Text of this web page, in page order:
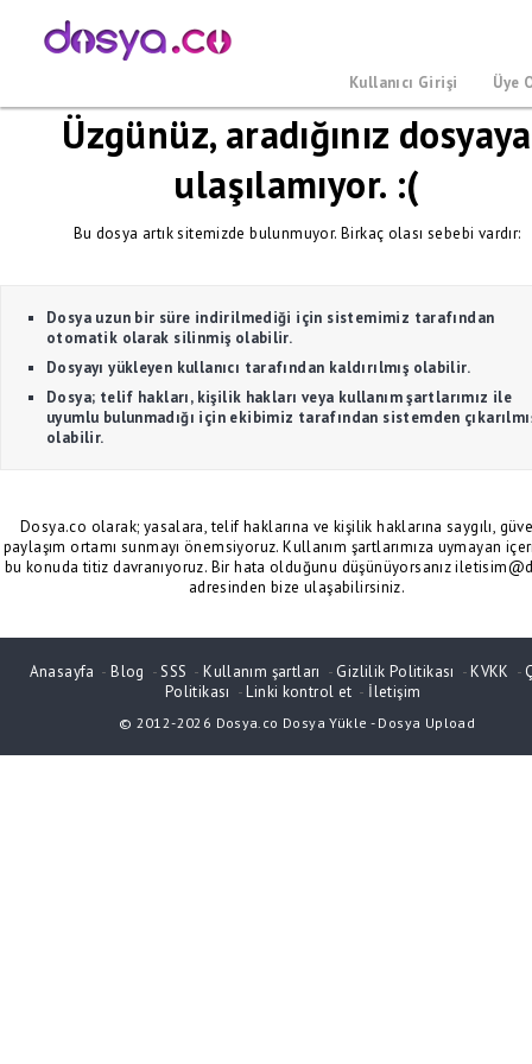
Kullanıcı Girişi Üye
Üzgünüz, aradığınız dosyaya
ulaşılamıyor. :(
Bu dosya artık sitemizde bulunmuyor. Birkaç olası sebebi vardır:
Dosya uzun bir süre indirilmediği için sistemimiz tarafından
otomatik olarak silinmiş olabilir.
Dosyayı yükleyen kullanıcı tarafından kaldırılmış olabilir.
Dosya; telif hakları, kişilik hakları veya kullanım şartlarımız ile
uyumlu bulunmadığı için ekibimiz tarafından sistemden
olabilir.
Dosya.co olarak; yasalara, telif haklarına ve kişilik haklarına saygılı,
paylaşım ortamı sunmayı önemsiyoruz. Kullanım şartlarımıza uymayan
bu konuda titiz davranıyoruz. Bir hata olduğunu düşünüyorsanız
adresinden bize ulaşabilirsiniz.
Anasayfa -Blog -SSS -Kullanım şartları - Gizlilik Politikası -KVKK -
Politikası -Linki kontrol et - İletişim
© 2012-2026 Dosya.co Dosya Yükle - Dosya Upload